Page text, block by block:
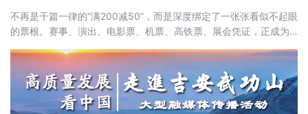
不再是千篇一律的“满200减50”，而是深度绑定了一张张看似不起眼
的票根。赛事、演出、电影票、机票、高铁票、展会凭证，正成为
心的新浪潮，正试图通过一张张电子或纸质票根，精准捕捉城市里
的“短暂流量”，并将其转化为实实在在的“消费留量”。一张票根解锁
全城：消费场景